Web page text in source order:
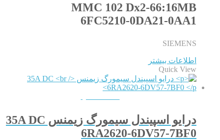
MMC 102 Dx2-66:16MB
6FC5210-0DA21-0AA1
SIEMENS
اطلاعات بیشتر
Quick View
درایو اسپیندل سیمورگ زیمنس 35A DC
6RA2620-6DV57-7BF0